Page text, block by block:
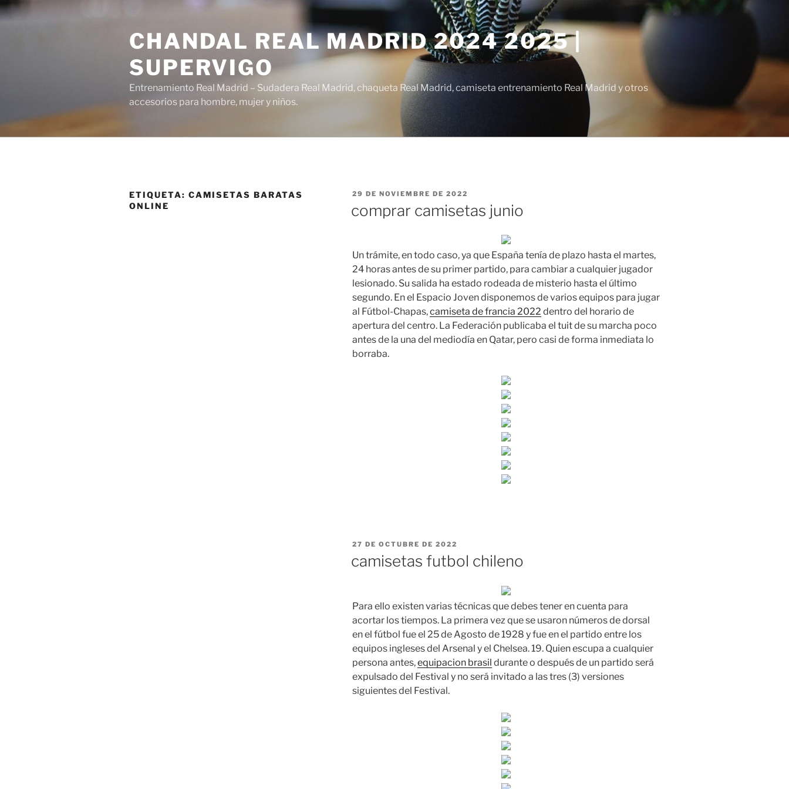
Saltar
al
CHANDAL REAL MADRID 2024 2025 |
SUPERVIGO
Entrenamiento Real Madrid – Sudadera Real Madrid, chaqueta Real Madrid, camiseta entrenamiento Real Madrid y otros
accesorios para hombre, mujer y niños.
ETIQUETA: CAMISETAS BARATAS
ONLINE
PUBLICADO
29 DE NOVIEMBRE DE 2022
comprar camisetas junio
Un trámite, en todo caso, ya que España tenía de plazo hasta el martes,
24 horas antes de su primer partido, para cambiar a cualquier jugador
lesionado. Su salida ha estado rodeada de misterio hasta el último
segundo. En el Espacio Joven disponemos de varios equipos para jugar
al Fútbol-Chapas,camiseta de francia 2022 dentro del horario de
apertura del centro. La Federación publicaba el tuit de su marcha poco
antes de la una del mediodía en Qatar, pero casi de forma inmediata lo
borraba.
PUBLICADO
27 DE OCTUBRE DE 2022
camisetas futbol chileno
Para ello existen varias técnicas que debes tener en cuenta para
acortar los tiempos. La primera vez que se usaron números de dorsal
en el fútbol fue el 25 de Agosto de 1928 y fue en el partido entre los
equipos ingleses del Arsenal y el Chelsea. 19. Quien escupa a cualquier
persona antes,equipacion brasil durante o después de un partido será
expulsado del Festival y no será invitado a las tres (3) versiones
siguientes del Festival.